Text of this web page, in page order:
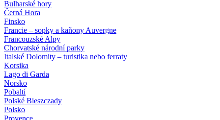
Bulharské hory
Černá Hora
Finsko
Francie – sopky a kaňony Auvergne
Francouzské Alpy
Chorvatské národní parky
Italské Dolomity – turistika nebo ferraty
Korsika
Lago di Garda
Norsko
Pobaltí
Polské Bieszczady
Polsko
Provence